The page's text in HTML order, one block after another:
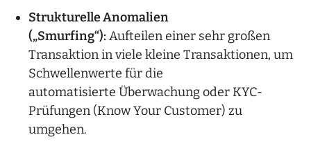
Strukturelle Anomalien
(„Smurfing“):Aufteilen einer sehr großen
Transaktion in viele kleine Transaktionen, um
Schwellenwerte für die
automatisierte Überwachung oder KYC-
Prüfungen (Know Your Customer) zu
umgehen.